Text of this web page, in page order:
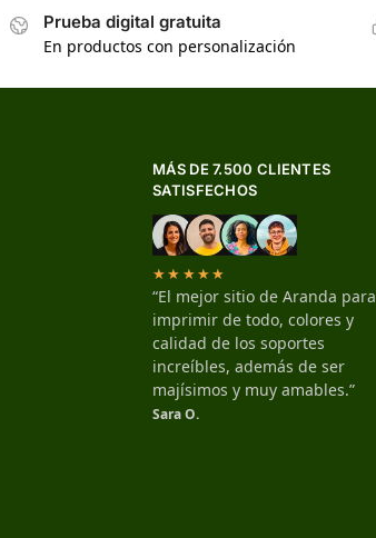
Prueba digital gratuita
En productos con personalización
MÁS DE 7.500 CLIENTES
SATISFECHOS
★★★★★
“El mejor sitio de Aranda para
imprimir de todo, colores y
calidad de los soportes
increíbles, además de ser
majísimos y muy amables.”
Sara O.